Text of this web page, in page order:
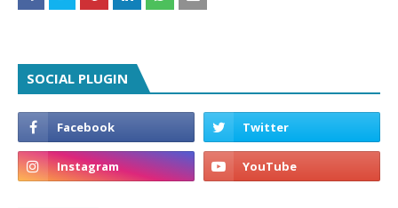
SOCIAL PLUGIN